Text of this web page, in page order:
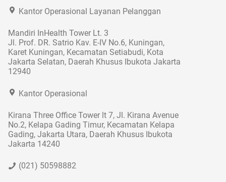
Kantor Operasional Layanan Pelanggan
Mandiri InHealth Tower Lt. 3
Jl. Prof. DR. Satrio Kav. E-IV No.6, Kuningan,
Karet Kuningan, Kecamatan Setiabudi, Kota
Jakarta Selatan, Daerah Khusus Ibukota Jakarta
12940
Kantor Operasional
Kirana Three Office Tower lt 7, Jl. Kirana Avenue
No.2, Kelapa Gading Timur, Kecamatan Kelapa
Gading, Jakarta Utara, Daerah Khusus Ibukota
Jakarta 14240
(021) 50598882